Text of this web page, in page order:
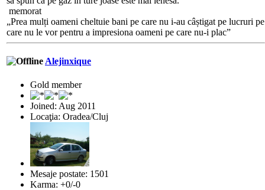
memorat
„Prea mulți oameni cheltuie bani pe care nu i-au câștigat pe lucruri pe
care nu le vor pentru a impresiona oameni pe care nu-i plac”
Alejinxique
Gold member
Joined: Aug 2011
Locaţia: Oradea/Cluj
Mesaje postate: 1501
Karma: +0/-0